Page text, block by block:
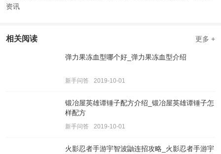
资讯
相关阅读 更多 +
弹力果冻血型哪个好_弹力果冻血型介绍
新手问答 2019-10-01
锻冶屋英雄谭锤子配方介绍_锻冶屋英雄谭锤子怎
样配方
新手问答 2019-10-01
火影忍者手游宇智波鼬连招攻略_火影忍者手游宇